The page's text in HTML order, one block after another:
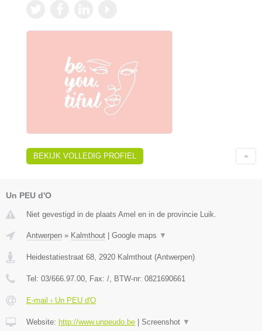
BEKIJK VOLLEDIG PROFIEL
Un PEU d'O
Niet gevestigd in de plaats Amel en in de provincie Luik.
Antwerpen » Kalmthout | Google maps ▼
Heidestatiestraat 68 2920 Kalmthout (Antwerpen)
Tel: 03/666.97.00 , Fax: / , BTW-nr: 0821690661
E-mail › Un PEU d'O
Website: http://www.unpeudo.be | Screenshot ▼